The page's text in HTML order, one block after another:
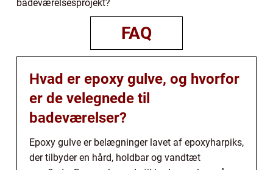
badeværelsesprojekt?
FAQ
Hvad er epoxy gulve, og hvorfor
er de velegnede til
badeværelser?
Epoxy gulve er belægninger lavet af epoxyharpiks,
der tilbyder en hård, holdbar og vandtæt